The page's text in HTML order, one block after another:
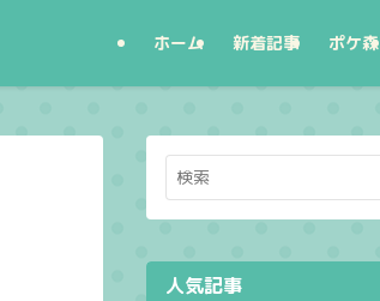
ホーム 新着記事 ポケ森
人気記事